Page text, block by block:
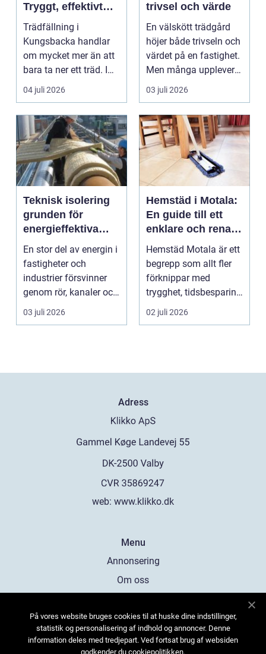
Tryggt, effektivt
och med omtanke
om hela tomten
Trädfällning i
Kungsbacka handlar
om mycket mer än att
bara ta ner ett träd. I
e...
04 juli 2026
trivsel och värde
En välskött trädgård
höjer både trivseln och
värdet på en fastighet.
Men många upplever
att tiden, o...
03 juli 2026
Teknisk isolering
grunden för
energieffektiva
och säkra
byggnader
En stor del av energin i
fastigheter och
industrier försvinner
genom rör, kanaler och
tekniska insta...
03 juli 2026
Hemstäd i Motala:
En guide till ett
enklare och renare
vardagsliv
Hemstäd Motala är ett
begrepp som allt fler
förknippar med
trygghet, tidsbesparing
oc...
02 juli 2026
Adress
web: www.klikko.dk
Menu
Annonsering
Om oss
Kontakta oss
Sitemap
På vores website bruges cookies til at huske dine indstillinger,
statistik og personalisering af indhold og annoncer. Denne
information deles med tredjepart. Ved fortsat brug af websiden
godkender du cookiepolitikken.